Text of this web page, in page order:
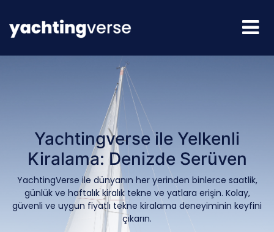
Yachtingverse ile Yelkenli
Kiralama: Denizde Serüven
YachtingVerse ile dünyanın her yerinden binlerce saatlik,
günlük ve haftalık kiralık tekne ve yatlara erişin. Kolay,
güvenli ve uygun fiyatlı tekne kiralama deneyiminin keyfini
çıkarın.